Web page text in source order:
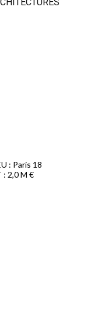
: Paris 18
: 2,0 M €